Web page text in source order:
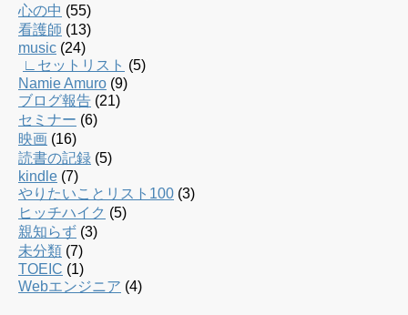
心の中 (55)
看護師 (13)
music (24)
∟セットリスト (5)
Namie Amuro (9)
ブログ報告 (21)
セミナー (6)
映画 (16)
読書の記録 (5)
kindle (7)
やりたいことリスト100 (3)
ヒッチハイク (5)
親知らず (3)
未分類 (7)
TOEIC (1)
Webエンジニア (4)